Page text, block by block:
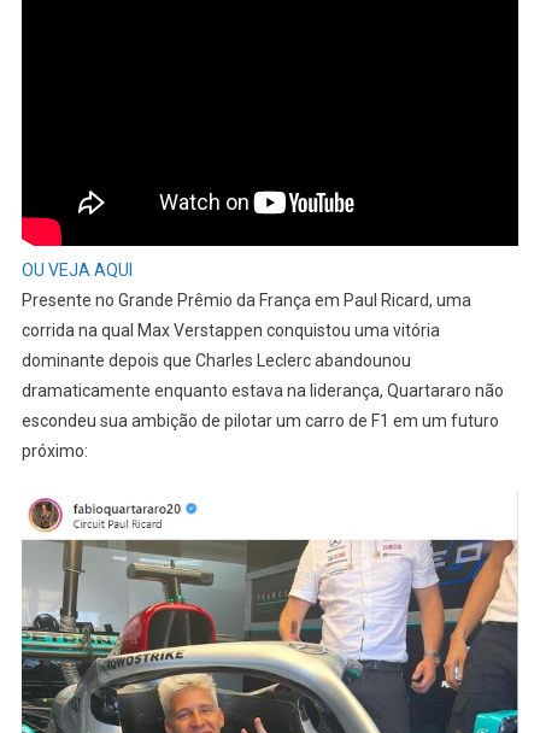
OU VEJA AQUI
Presente no Grande Prêmio da França em Paul Ricard, uma
corrida na qual Max Verstappen conquistou uma vitória
dominante depois que Charles Leclerc abandounou
dramaticamente enquanto estava na liderança, Quartararo não
escondeu sua ambição de pilotar um carro de F1 em um futuro
próximo: